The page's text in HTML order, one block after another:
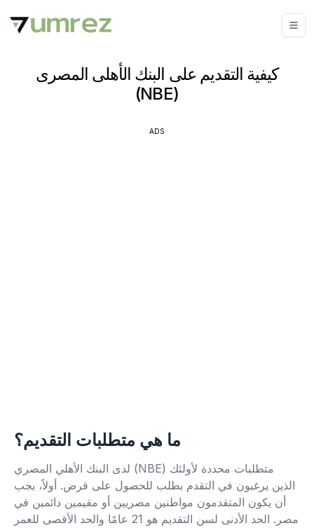
كيفية التقديم على البنك الأهلى المصرى
(NBE)
ADS
ما هي متطلبات التقديم؟
لدى البنك الأهلي المصري (NBE) متطلبات محددة لأولئك
الذين يرغبون في التقدم بطلب للحصول على قرض. أولاً، يجب
أن يكون المتقدمون مواطنين مصريين أو مقيمين دائمين في
مصر. الحد الأدنى لسن التقديم هو 21 عامًا والحد الأقصى للعمر